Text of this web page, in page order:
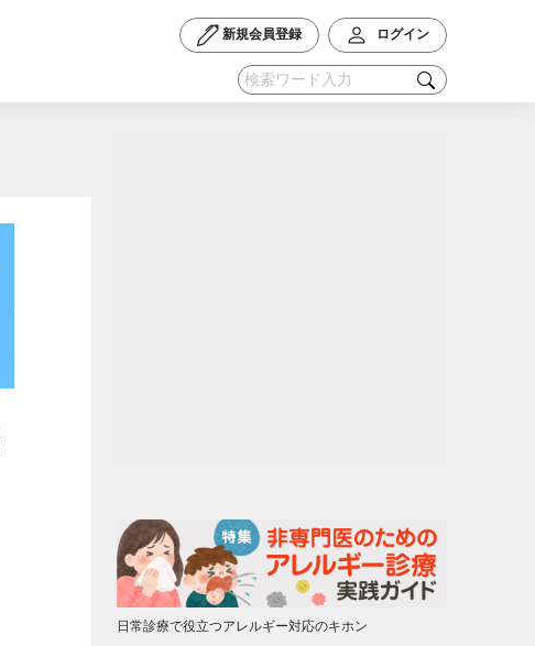
新規会員登録 ログイン
日常診療で役立つアレルギー対応のキホン